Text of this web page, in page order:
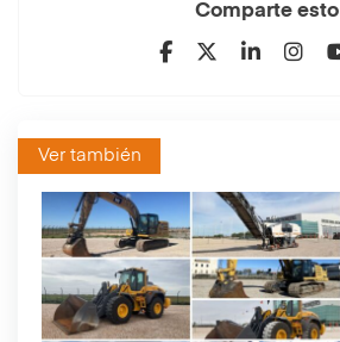
Comparte esto
Ver también